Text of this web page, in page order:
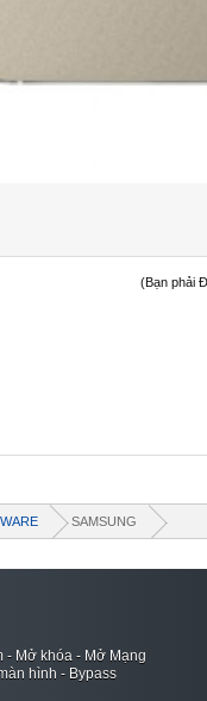
(Bạn phải
SAMSUNG
- Mở khóa - Mở Mạng
hình - Bypass